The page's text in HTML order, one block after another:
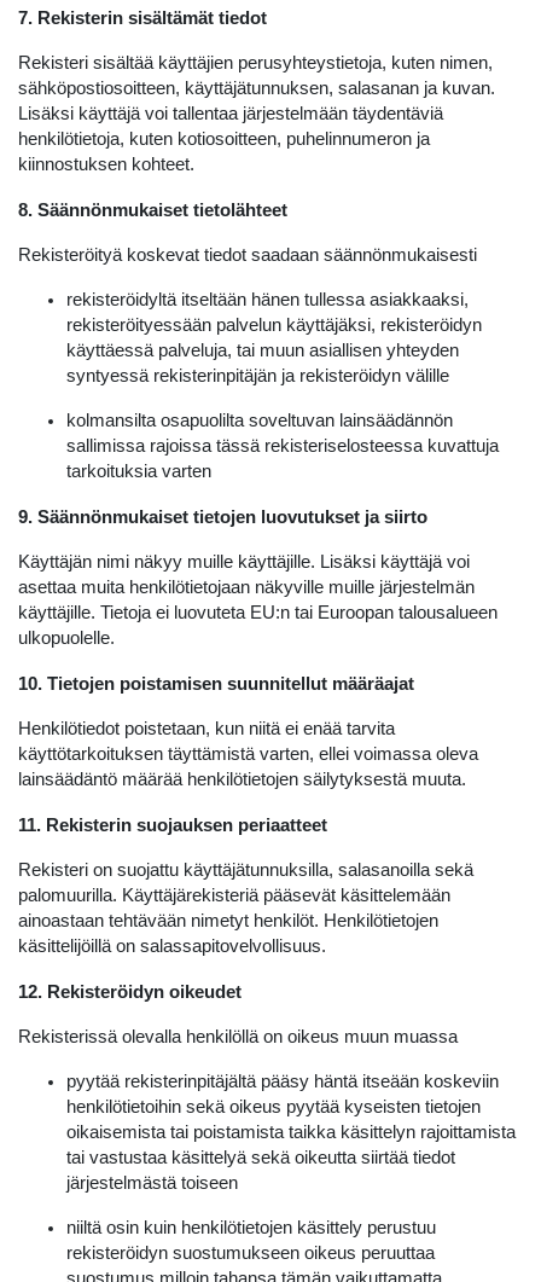
7. Rekisterin sisältämät tiedot
Rekisteri sisältää käyttäjien perusyhteystietoja, kuten nimen,
sähköpostiosoitteen, käyttäjätunnuksen, salasanan ja kuvan.
Lisäksi käyttäjä voi tallentaa järjestelmään täydentäviä
henkilötietoja, kuten kotiosoitteen, puhelinnumeron ja
kiinnostuksen kohteet.
8. Säännönmukaiset tietolähteet
Rekisteröityä koskevat tiedot saadaan säännönmukaisesti
rekisteröidyltä itseltään hänen tullessa asiakkaaksi,
rekisteröityessään palvelun käyttäjäksi, rekisteröidyn
käyttäessä palveluja, tai muun asiallisen yhteyden
syntyessä rekisterinpitäjän ja rekisteröidyn välille
kolmansilta osapuolilta soveltuvan lainsäädännön
sallimissa rajoissa tässä rekisteriselosteessa kuvattuja
tarkoituksia varten
9. Säännönmukaiset tietojen luovutukset ja siirto
Käyttäjän nimi näkyy muille käyttäjille. Lisäksi käyttäjä voi
asettaa muita henkilötietojaan näkyville muille järjestelmän
käyttäjille. Tietoja ei luovuteta EU:n tai Euroopan talousalueen
ulkopuolelle.
10. Tietojen poistamisen suunnitellut määräajat
Henkilötiedot poistetaan, kun niitä ei enää tarvita
käyttötarkoituksen täyttämistä varten, ellei voimassa oleva
lainsäädäntö määrää henkilötietojen säilytyksestä muuta.
11. Rekisterin suojauksen periaatteet
Rekisteri on suojattu käyttäjätunnuksilla, salasanoilla sekä
palomuurilla. Käyttäjärekisteriä pääsevät käsittelemään
ainoastaan tehtävään nimetyt henkilöt. Henkilötietojen
käsittelijöillä on salassapitovelvollisuus.
12. Rekisteröidyn oikeudet
Rekisterissä olevalla henkilöllä on oikeus muun muassa
pyytää rekisterinpitäjältä pääsy häntä itseään koskeviin
henkilötietoihin sekä oikeus pyytää kyseisten tietojen
oikaisemista tai poistamista taikka käsittelyn rajoittamista
tai vastustaa käsittelyä sekä oikeutta siirtää tiedot
järjestelmästä toiseen
niiltä osin kuin henkilötietojen käsittely perustuu
rekisteröidyn suostumukseen oikeus peruuttaa